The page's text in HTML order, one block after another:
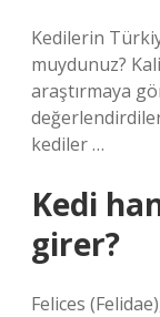
Kedilerin
muydunuz?
araştırmaya
kediler …
Kedi
girer?
Felices